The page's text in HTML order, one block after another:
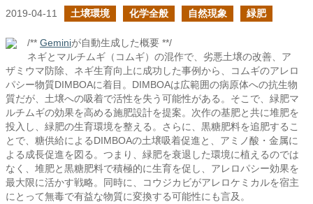
2019-04-11 土壌環境 化学全般 自然現象 緑肥
/** Geminiが自動生成した概要 **/
ネギとマルチムギ（コムギ）の混作で、劣悪土壌の改善、ア
ザミウマ防除、ネギ生育向上に成功した事例から、コムギのアレロ
パシー物質DIMBOAに着目。DIMBOAは広範囲の病原体への抗生物
質だが、土壌への吸着で活性を失う可能性がある。そこで、緑肥マ
ルチムギの効果を高める施肥設計を提案。次作の基肥と共に堆肥を
投入し、緑肥の生育環境を整える。さらに、黒糖肥料を追肥するこ
とで、糖供給によるDIMBOAの土壌吸着促進と、アミノ酸・金属に
よる成長促進を図る。つまり、緑肥を衰退した環境に植えるのでは
なく、堆肥と黒糖肥料で積極的に生育を促し、アレロパシー効果を
最大限に活かす戦略。同時に、コウジカビがアレロケミカルを宿主
にとって無毒で有益な物質に変換する可能性にも言及。